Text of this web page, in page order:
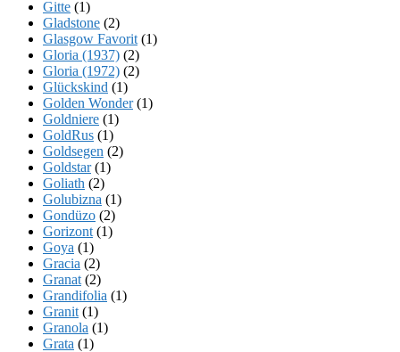
Gitte (1)
Gladstone (2)
Glasgow Favorit (1)
Gloria (1937) (2)
Gloria (1972) (2)
Glückskind (1)
Golden Wonder(1)
Goldniere (1)
GoldRus (1)
Goldsegen (2)
Goldstar(1)
Goliath (2)
Golubizna (1)
Gondüzo (2)
Gorizont (1)
Goya (1)
Gracia (2)
Granat (2)
Grandifolia (1)
Granit (1)
Granola (1)
Grata (1)